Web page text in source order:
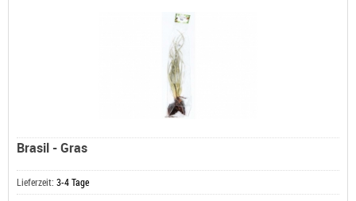
Brasil - Gras
Lieferzeit: 3-4 Tage